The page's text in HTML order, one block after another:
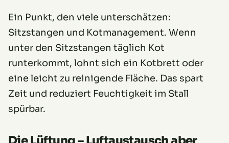
Ein Punkt, den viele unterschätzen:
Sitzstangen und Kotmanagement. Wenn
unter den Sitzstangen täglich Kot
runterkommt, lohnt sich ein Kotbrett oder
eine leicht zu reinigende Fläche. Das spart
Zeit und reduziert Feuchtigkeit im Stall
spürbar.